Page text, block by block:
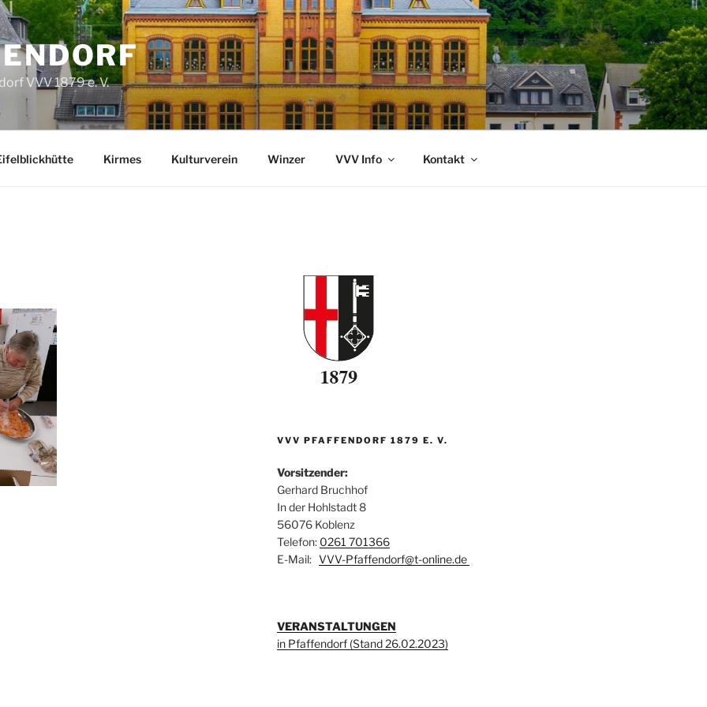
VVV 1879 e. V.
Kirmes Kulturverein Winzer VVV Info Kontakt
VVV PFAFFENDORF 1879 E. V.
Vorsitzender:
Gerhard Bruchhof
In der Hohlstadt 8
56076 Koblenz
Telefon: 0261 701366
E-Mail: VVV-Pfaffendorf@t-online.de
VERANSTALTUNGEN
in Pfaffendorf (Stand 26.02.2023)